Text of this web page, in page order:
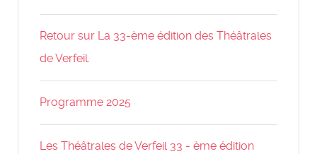
Retour sur La 33-ème édition des Théâtrales
de Verfeil.
Programme 2025
Les Théâtrales de Verfeil 33 - ème édition